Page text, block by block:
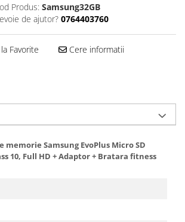
Produs: Samsung32GB
de ajutor? 0764403760
Favorite Cere informatii
memorie Samsung EvoPlus Micro SD
10, Full HD + Adaptor + Bratara fitness